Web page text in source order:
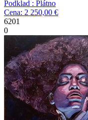
Podklad : Plátno
Cena: 2 250,00 €
6201
0